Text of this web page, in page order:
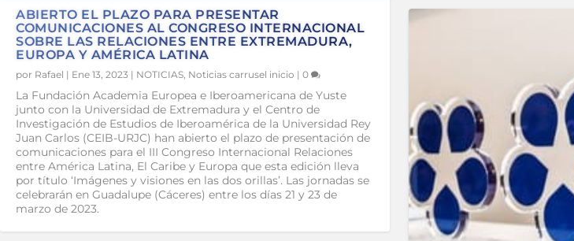
ABIERTO EL PLAZO PARA PRESENTAR
COMUNICACIONES AL CONGRESO INTERNACIONAL
SOBRE LAS RELACIONES ENTRE EXTREMADURA,
EUROPA Y AMÉRICA LATINA
por Rafael | Ene 13, 2023 | NOTICIAS Noticias carrusel inicio | 0
La Fundación Academia Europea e Iberoamericana de Yuste
junto con la Universidad de Extremadura y el Centro de
Investigación de Estudios de Iberoamérica de la Universidad Rey
Juan Carlos (CEIB-URJC) han abierto el plazo de presentación de
comunicaciones para el III Congreso Internacional Relaciones
entre América Latina, El Caribe y Europa que esta edición lleva
por título ‘Imágenes y visiones en las dos orillas’. Las jornadas se
celebrarán en Guadalupe (Cáceres) entre los días 21 y 23 de
marzo de 2023.